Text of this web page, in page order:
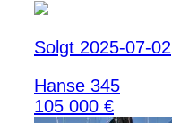
Solgt 2025-07-02
Hanse 345
105 000 €